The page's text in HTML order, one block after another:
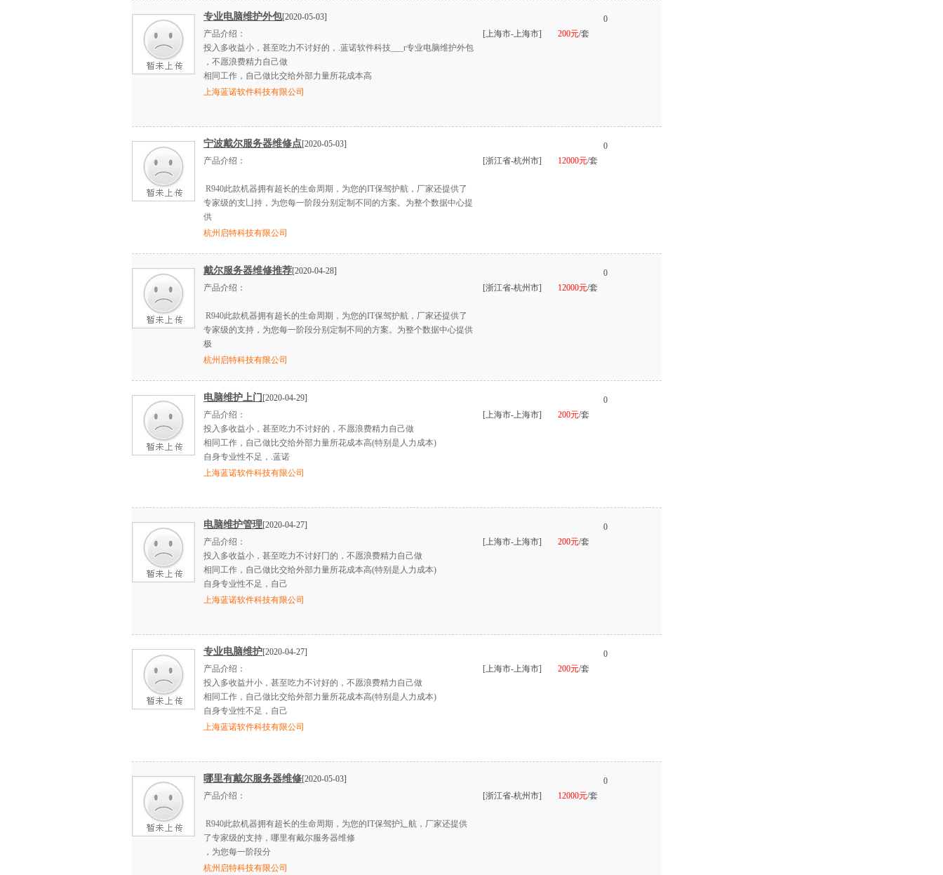
专业电脑维护外包[2020-05-03]
产品介绍：
投入多收益小，甚至吃力不讨好的，.蓝诺软件科技___r专业电脑维护外包
，不愿浪费精力自己做
相同工作，自己做比交给外部力量所花成本高
上海蓝诺软件科技有限公司
[上海市-上海市] 200元/套
0
宁波戴尔服务器维修点[2020-05-03]
产品介绍：
R940此款机器拥有超长的生命周期，为您的IT保驾护航，厂家还提供了
专家级的支凵持，为您每一阶段分别定制不同的方案。为整个数据中心提
供
杭州启特科技有限公司
[浙江省-杭州市] 12000元/套
0
戴尔服务器维修推荐[2020-04-28]
产品介绍：
R940此款机器拥有超长的生命周期，为您的IT保驾护航，厂家还提供了
专家级的支持，为您每一阶段分别定制不同的方案。为整个数据中心提供
极
杭州启特科技有限公司
[浙江省-杭州市] 12000元/套
0
电脑维护上门 [2020-04-29]
产品介绍：
投入多收益小，甚至吃力不讨好的，不愿浪费精力自己做
相同工作，自己做比交给外部力量所花成本高(特别是人力成本)
自身专业性不足，.蓝诺
上海蓝诺软件科技有限公司
[上海市-上海市] 200元/套
0
电脑维护管理[2020-04-27]
产品介绍：
投入多收益小，甚至吃力不讨好冂的，不愿浪费精力自己做
相同工作，自己做比交给外部力量所花成本高(特别是人力成本)
自身专业性不足，自己
上海蓝诺软件科技有限公司
[上海市-上海市] 200元/套
0
专业电脑维护[2020-04-27]
产品介绍：
投入多收益廾小，甚至吃力不讨好的，不愿浪费精力自己做
相同工作，自己做比交给外部力量所花成本高(特别是人力成本)
自身专业性不足，自己
上海蓝诺软件科技有限公司
[上海市-上海市] 200元/套
0
哪里有戴尔服务器维修[2020-05-03]
产品介绍：
R940此款机器拥有超长的生命周期，为您的IT保驾护辶航，厂家还提供
了专家级的支持，哪里有戴尔服务器维修
，为您每一阶段分
杭州启特科技有限公司
[浙江省-杭州市] 12000元/套
0